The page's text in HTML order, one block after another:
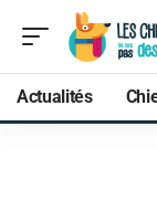
Actualités